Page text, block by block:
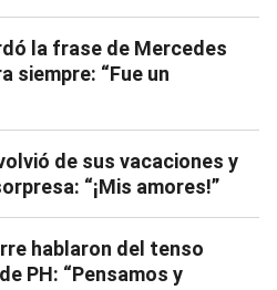
la frase de Mercedes
siempre: “Fue un
de sus vacaciones y
“¡Mis amores!”
hablaron del tenso
PH: “Pensamos y